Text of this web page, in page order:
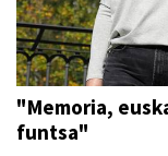
"Memoria,
funtsa"